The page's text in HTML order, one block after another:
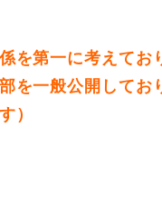
を第一に考えてお
を一般公開してお
）